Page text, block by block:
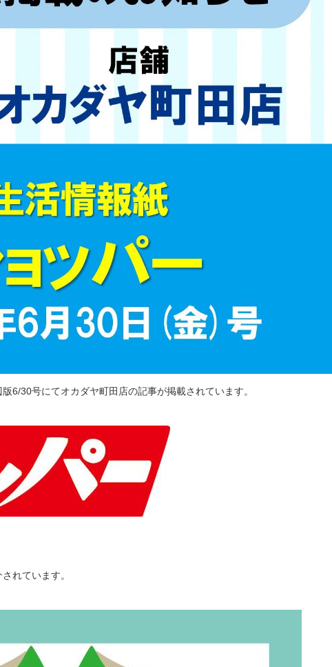
6/30号にてオカダヤ町田店の記事が掲載されています。
れています。